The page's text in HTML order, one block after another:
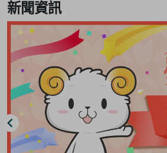
of
2
新聞資訊